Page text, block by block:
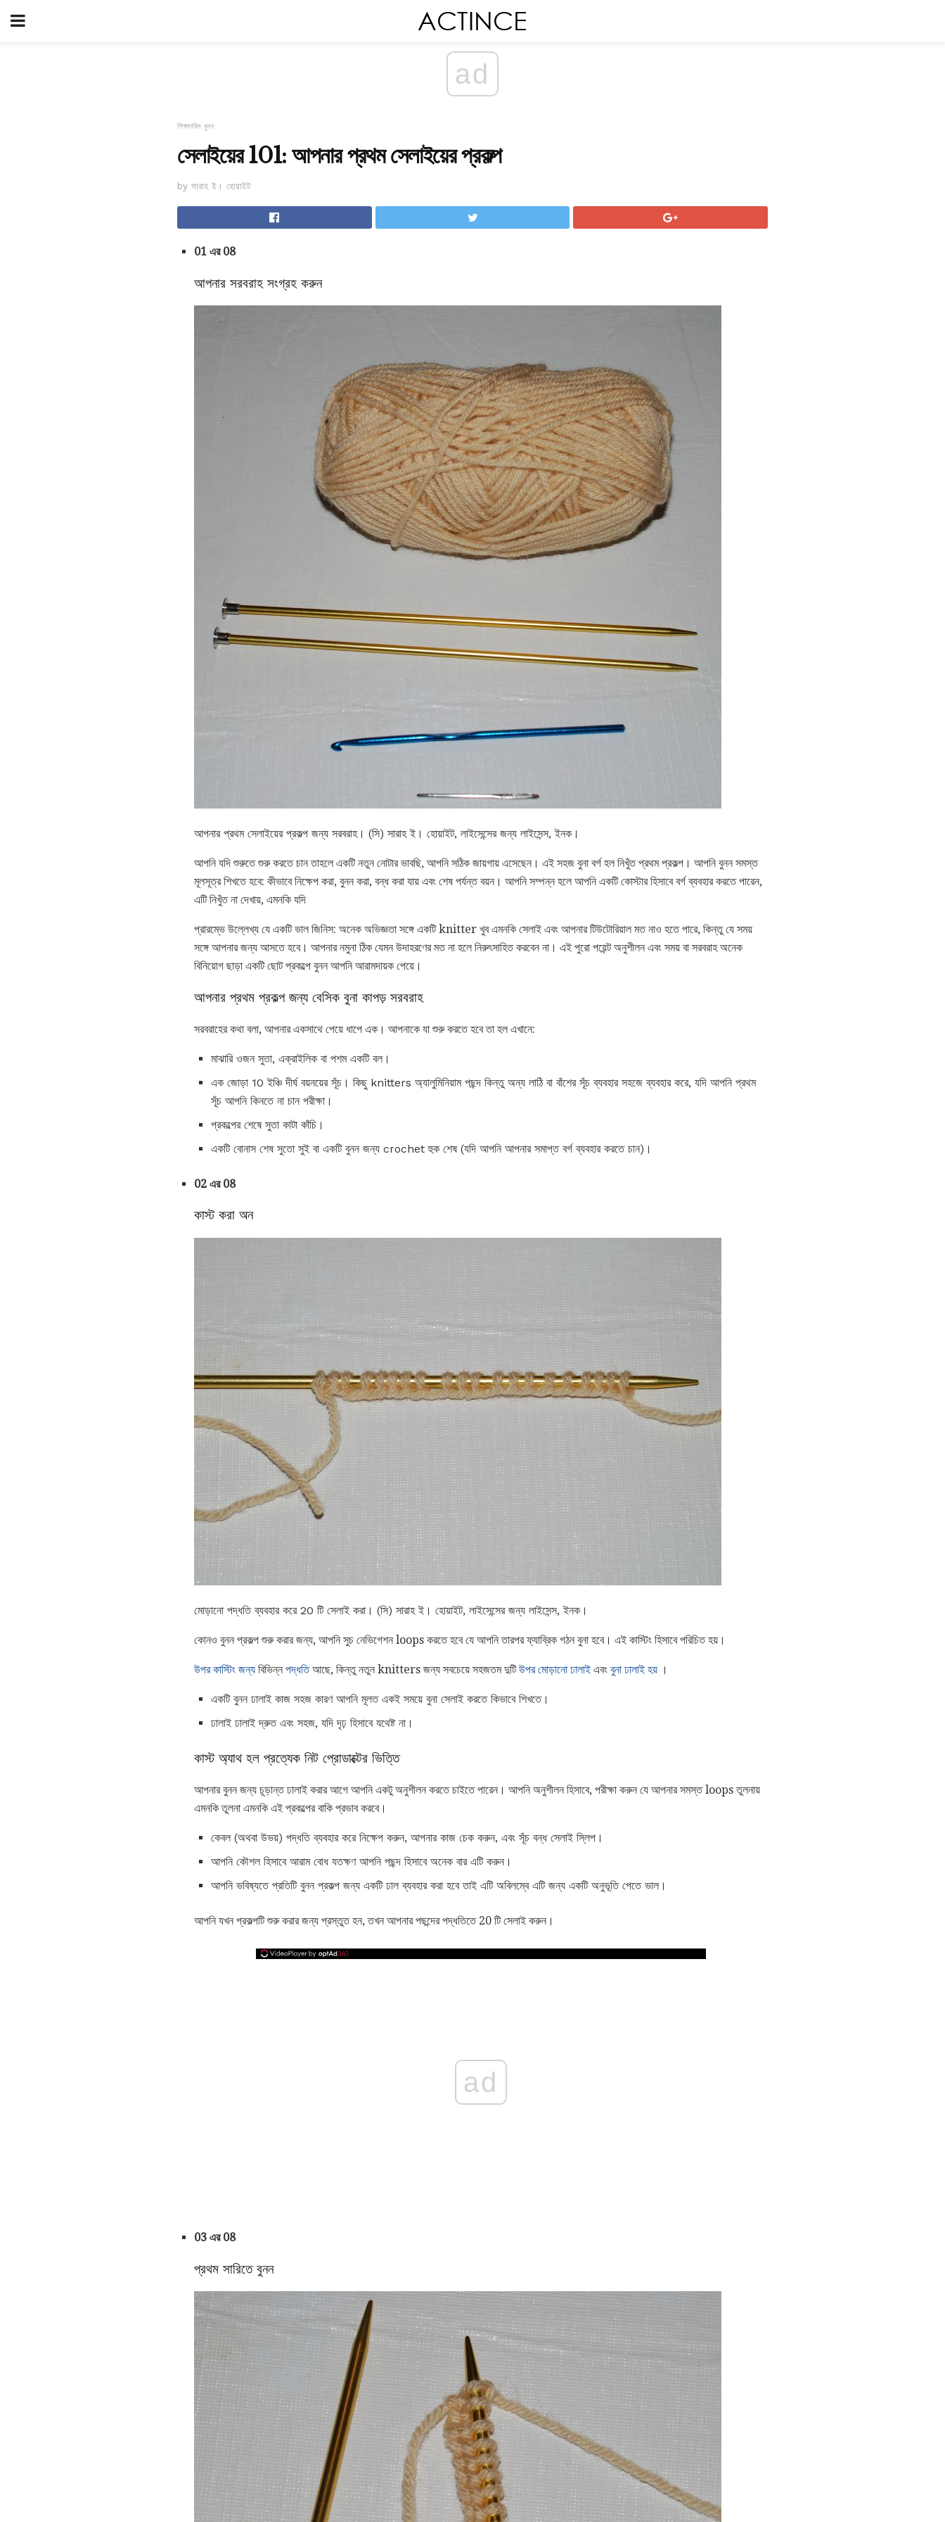
ad
শিক্ষানবিস বুনন
সেলাইয়ের 101: আপনার প্রথম সেলাইয়ের প্রকল্প
by সারাহ ই। হোয়াইট
01 এর 08
আপনার সরবরাহ সংগ্রহ করুন
আপনার প্রথম সেলাইয়ের প্রকল্প জন্য সরবরাহ। (সি) সারাহ ই। হোয়াইট, লাইসেন্সের জন্য লাইসেন্স, ইনক।
আপনি যদি শুরুতে শুরু করতে চান তাহলে একটি নতুন নোটার ভাবছি, আপনি সঠিক জায়গায় এসেছেন। এই সহজ বুনা বর্গ হল নিখুঁত প্রথম প্রকল্প। আপনি বুনন সমস্ত
মূলসূত্র শিখতে হবে: কীভাবে নিক্ষেপ করা, বুনন করা, বন্ধ করা যায় এবং শেষ পর্যন্ত বয়ন। আপনি সম্পন্ন হলে আপনি একটি কোস্টার হিসাবে বর্গ ব্যবহার করতে পারেন,
এটি নিখুঁত না দেখায়, এমনকি যদি
প্রারম্ভে উল্লেখ্য যে একটি ভাল জিনিস: অনেক অভিজ্ঞতা সঙ্গে একটি knitter খুব এমনকি সেলাই এবং আপনার টিউটোরিয়াল মত নাও হতে পারে, কিন্তু যে সময়
সঙ্গে আপনার জন্য আসতে হবে। আপনার নমুনা ঠিক যেমন উদাহরণের মত না হলে নিরুৎসাহিত করবেন না। এই পুরো পয়েন্ট অনুশীলন এবং সময় বা সরবরাহ অনেক
বিনিয়োগ ছাড়া একটি ছোট প্রকল্পে বুনন আপনি আরামদায়ক পেয়ে।
আপনার প্রথম প্রকল্প জন্য বেসিক বুনা কাপড় সরবরাহ
সরবরাহের কথা বলা, আপনার একসাথে পেয়ে ধাপে এক। আপনাকে যা শুরু করতে হবে তা হল এখানে:
মাঝারি ওজন সুতা, এক্রাইলিক বা পশম একটি বল।
এক জোড়া 10 ইঞ্চি দীর্ঘ বয়নয়ের সূঁচ। কিছু knitters অ্যালুমিনিয়াম পছন্দ কিন্তু অন্য লাঠি বা বাঁশের সূঁচ ব্যবহার সহজে ব্যবহার করে, যদি আপনি প্রথম
সূঁচ আপনি কিনতে না চান পরীক্ষা।
প্রকল্পের শেষে সুতা কাটা কাঁচি।
একটি বোনাস শেষ সুতো সুই বা একটি বুনন জন্য crochet হুক শেষ (যদি আপনি আপনার সমাপ্ত বর্গ ব্যবহার করতে চান)।
02 এর 08
কাস্ট করা অন
মোড়ানো পদ্ধতি ব্যবহার করে 20 টি সেলাই করা। (সি) সারাহ ই। হোয়াইট, লাইসেন্সের জন্য লাইসেন্স, ইনক।
কোনও বুনন প্রকল্প শুরু করার জন্য, আপনি সুচ নেভিগেশন loops করতে হবে যে আপনি তারপর ফ্যাব্রিক গঠন বুনা হবে। এই কাস্টিং হিসাবে পরিচিত হয়।
উপর কাস্টিং জন্য বিভিন্ন পদ্ধতিআছে, কিন্তু নতুন knitters জন্য সবচেয়ে সহজতম দুটিউপর মোড়ানো ঢালাই এবং বুনা ঢালাই হয় ।
একটি বুনন ঢালাই কাজ সহজ কারণ আপনি মূলত একই সময়ে বুনা সেলাই করতে কিভাবে শিখতে।
ঢালাই ঢালাই দ্রুত এবং সহজ, যদি দৃঢ় হিসাবে যথেষ্ট না।
কাস্ট অ্যাথ হল প্রত্যেক নিট প্রোডাক্টের ভিত্তি
আপনার বুনন জন্য চূড়ান্ত ঢালাই করার আগে আপনি একটু অনুশীলন করতে চাইতে পারেন। আপনি অনুশীলন হিসাবে, পরীক্ষা করুন যে আপনার সমস্ত loops তুলনায়
এমনকি তুলনা এমনকি এই প্রকল্পের বাকি প্রভাব করবে।
কেবল (অথবা উভয়) পদ্ধতি ব্যবহার করে নিক্ষেপ করুন, আপনার কাজ চেক করুন, এবং সূঁচ বন্ধ সেলাই স্লিপ।
আপনি কৌশল হিসাবে আরাম বোধ যতক্ষণ আপনি পছন্দ হিসাবে অনেক বার এটি করুন।
আপনি ভবিষ্যতে প্রতিটি বুনন প্রকল্প জন্য একটি ঢাল ব্যবহার করা হবে তাই এটি অবিলম্বে এটি জন্য একটি অনুভূতি পেতে ভাল।
আপনি যখন প্রকল্পটি শুরু করার জন্য প্রস্তুত হন, তখন আপনার পছন্দের পদ্ধতিতে 20 টি সেলাই করুন।
ad
03 এর 08
প্রথম সারিতে বুনন